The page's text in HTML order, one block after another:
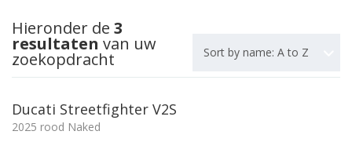
Hieronder de 3
resultaten van uw
zoekopdracht Sort by name: A to Z
Ducati Streetfighter V2S
2025 rood Naked